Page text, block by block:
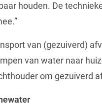
houden. De
van (gezuiverd)
van water naar
om gezuiverd